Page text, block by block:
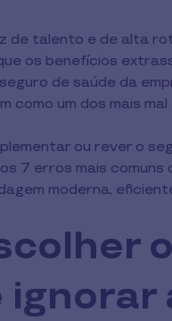
de talento e de alta
os benefícios
de saúde da
como um dos mais mal
ou rever o
7 erros mais
moderna,
ignorar